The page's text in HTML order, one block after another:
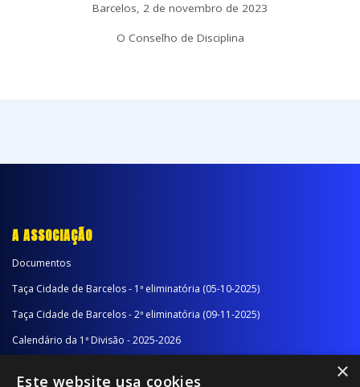
Barcelos, 2 de novembro de 2023
O Conselho de Disciplina
A ASSOCIAÇÃO
Documentos
Taça Cidade de Barcelos - 1ª eliminatória (05-10-2025)
Taça Cidade de Barcelos - 2ª eliminatória (09-11-2025)
Calendário da 1ª Divisão - 2025-2026
×
Este website usa cookies